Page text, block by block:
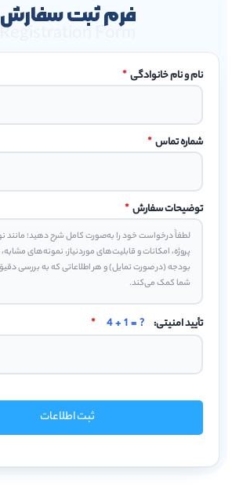
فرم ثبت سفارش
Registration Form
نام و نام خانوادگی *
شماره تماس *
توضیحات سفارش *
تأیید امنیتی: 4 + 1 = ?
*
ثبت اطلاعات